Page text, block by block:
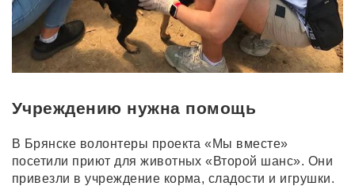
Учреждению нужна помощь
В Брянске волонтеры проекта «Мы вместе»
посетили приют для животных «Второй шанс». Они
привезли в учреждение корма, сладости и игрушки.